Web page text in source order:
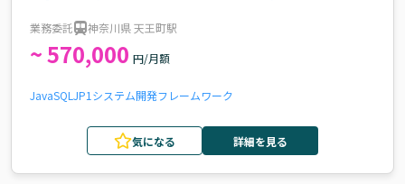
業務委託 神奈川県 天王町駅
~ 570,000 円/月額
JavaSQL JP1 システム開発フレームワーク
気になる 詳細を見る